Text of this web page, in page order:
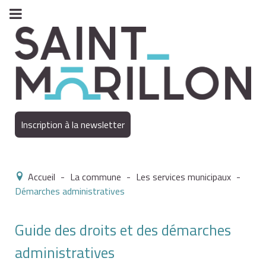
Inscription à la newsletter
Accueil - La commune - Les services municipaux -
Démarches administratives
Guide des droits et des démarches
administratives